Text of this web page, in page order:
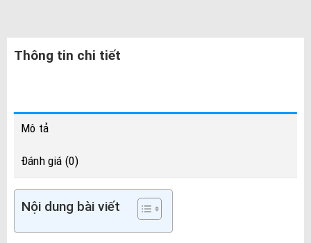
Thông tin chi tiết
Mô tả
Đánh giá (0)
Nội dung bài viết